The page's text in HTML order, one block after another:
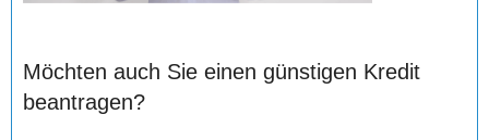
Möchten auch Sie einen günstigen Kredit
beantragen?